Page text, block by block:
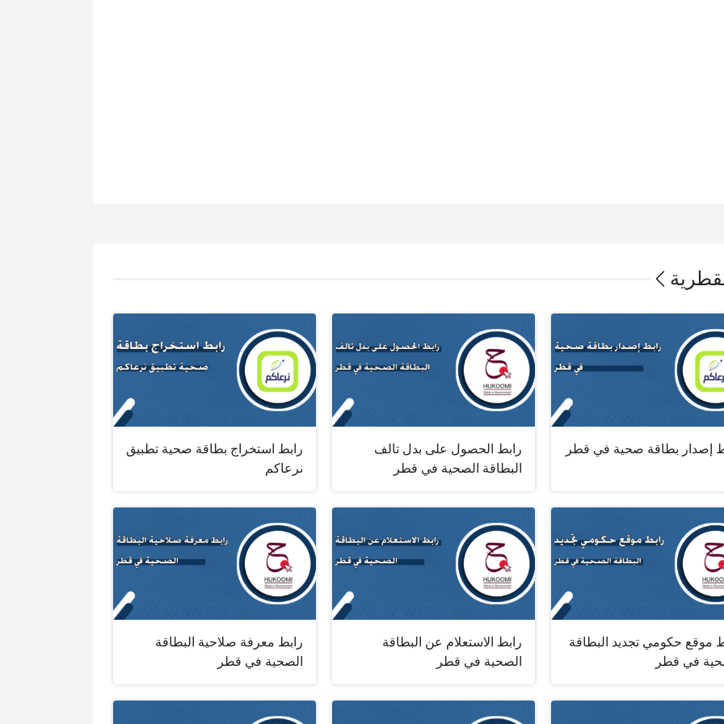
إصدار بطاقة صحية في قطر
رابط الحصول على بدل تالف
البطاقة الصحية في قطر
رابط استخراج بطاقة صحية تطبيق
نرعاكم
موقع حكومي تجديد البطاقة
في قطر
رابط الاستعلام عن البطاقة
الصحية في قطر
رابط معرفة صلاحية البطاقة
الصحية في قطر